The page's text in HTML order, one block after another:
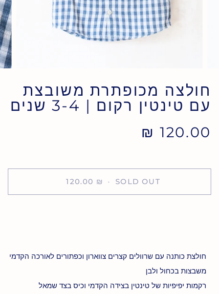
חולצה מכופתרת משובצת
עם טינטין רקום | 3-4 שנים
120.00 ₪
SOLD OUT
•
120.00 ₪
חולצת כותנה עם שרוולים קצרים צווארון וכפתורים לאורכה הקדמי
משבצות בכחול ולבן
רקמות יפיפיות של טינטין בצידה הקדמי וכיס בצד שמאל